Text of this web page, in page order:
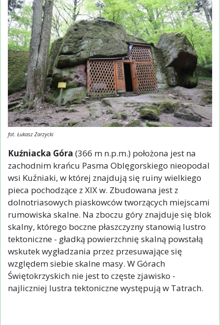
fot. Łukasz Zarzycki
Kuźniacka Góra (366 m n.p.m.) położona jest na
zachodnim krańcu Pasma Oblęgorskiego nieopodal
wsi Kuźniaki, w której znajdują się ruiny wielkiego
pieca pochodzące z XIX w. Zbudowana jest z
dolnotriasowych piaskowców tworzących miejscami
rumowiska skalne. Na zboczu góry znajduje się blok
skalny, którego boczne płaszczyzny stanowią lustro
tektoniczne - gładką powierzchnię skalną powstałą
wskutek wygładzania przez przesuwające się
względem siebie skalne masy. W Górach
Świętokrzyskich nie jest to częste zjawisko -
najliczniej lustra tektoniczne występują w Tatrach.